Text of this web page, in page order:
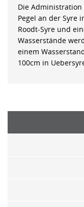
Die Administration
Pegel an der Syre
Roodt-Syre und
Wasserstände
einem
100cm in